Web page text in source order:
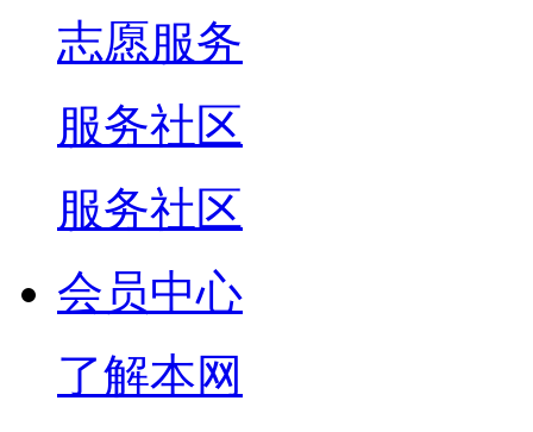
志愿服务
服务社区
服务社区
会员中心
了解本网